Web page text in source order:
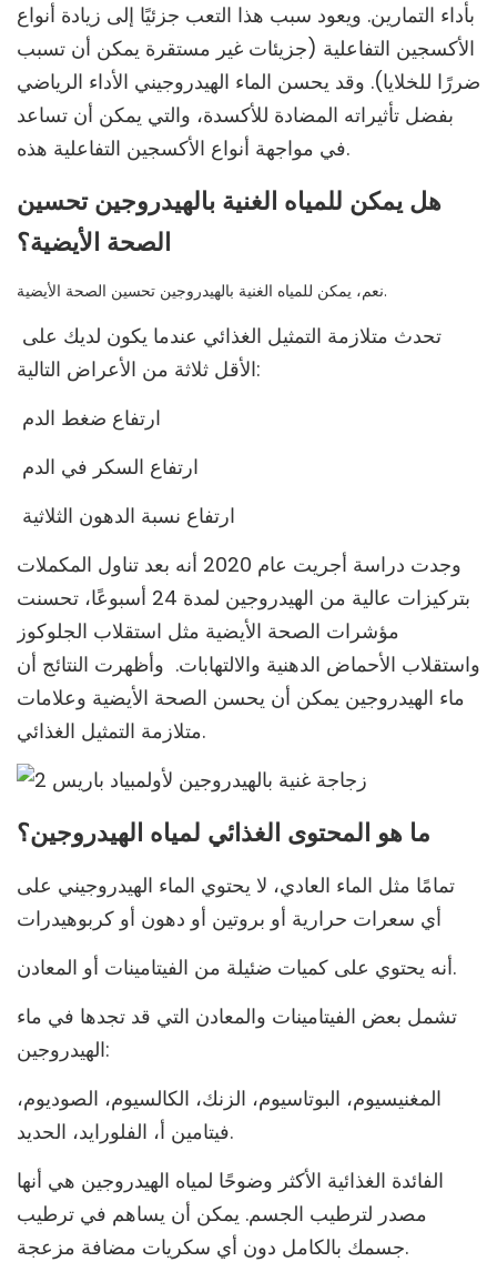
بأداء التمارين. ويعود سبب هذا التعب جزئيًا إلى زيادة أنواع
الأكسجين التفاعلية (جزيئات غير مستقرة يمكن أن تسبب
ضررًا للخلايا). وقد يحسن الماء الهيدروجيني الأداء الرياضي
بفضل تأثيراته المضادة للأكسدة، والتي يمكن أن تساعد
في مواجهة أنواع الأكسجين التفاعلية هذه.
هل يمكن للمياه الغنية بالهيدروجين تحسين
الصحة الأيضية؟
نعم، يمكن للمياه الغنية بالهيدروجين تحسين الصحة الأيضية.
الأقل ثلاثة من الأعراض التالية:
ارتفاع ضغط الدم
ارتفاع السكر في الدم
ارتفاع نسبة الدهون الثلاثية
وجدت دراسة أجريت عام 2020 أنه بعد تناول المكملات
بتركيزات عالية من الهيدروجين لمدة 24 أسبوعًا، تحسنت
مؤشرات الصحة الأيضية مثل استقلاب الجلوكوز
واستقلاب الأحماض الدهنية والالتهابات. وأظهرت النتائج أن
ماء الهيدروجين يمكن أن يحسن الصحة الأيضية وعلامات
متلازمة التمثيل الغذائي.
ما هو المحتوى الغذائي لمياه الهيدروجين؟
تمامًا مثل الماء العادي، لا يحتوي الماء الهيدروجيني على
أنه يحتوي على كميات ضئيلة من الفيتامينات أو المعادن.
تشمل بعض الفيتامينات والمعادن التي قد تجدها في ماء
الهيدروجين:
المغنيسيوم، البوتاسيوم، الزنك، الكالسيوم، الصوديوم،
فيتامين أ، الفلورايد، الحديد.
الفائدة الغذائية الأكثر وضوحًا لمياه الهيدروجين هي أنها
مصدر لترطيب الجسم. يمكن أن يساهم في ترطيب
جسمك بالكامل دون أي سكريات مضافة مزعجة.